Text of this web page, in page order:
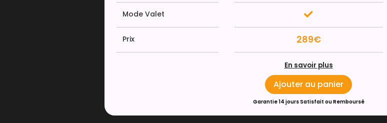
Mode Valet
Prix 289€
En savoir plus
Ajouter au panier
Garantie 14 jours Satisfait ou Remboursé